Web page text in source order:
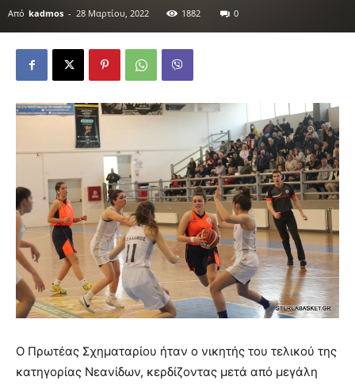
Από kadmos - 28 Μαρτίου, 2022 1882 0
Ο Πρωτέας Σχηματαρίου ήταν ο νικητής του τελικού της
κατηγορίας Νεανίδων, κερδίζοντας μετά από μεγάλη